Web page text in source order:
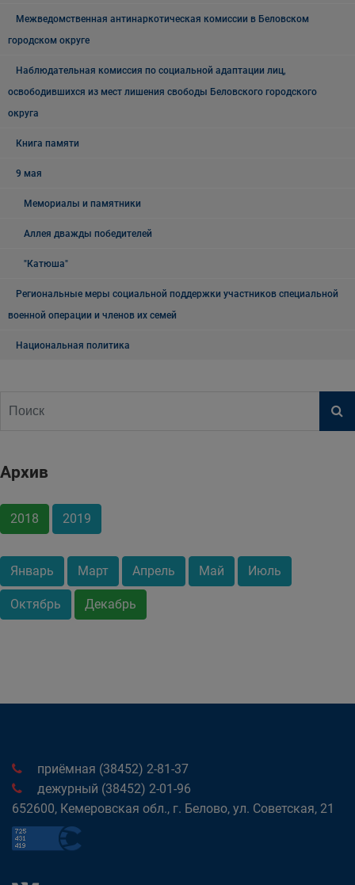
Межведомственная антинаркотическая комиссии в Беловском
городском округе
Наблюдательная комиссия по социальной адаптации лиц,
освободившихся из мест лишения свободы Беловского городского
округа
Книга памяти
9 мая
Мемориалы и памятники
Аллея дважды победителей
"Катюша"
Региональные меры социальной поддержки участников специальной
военной операции и членов их семей
Национальная политика
Архив
2018 2019
Январь Март Апрель Май Июль
Октябрь Декабрь
приёмная (38452) 2-81-37
дежурный (38452) 2-01-96
652600, Кемеровская обл., г. Белово, ул. Советская, 21